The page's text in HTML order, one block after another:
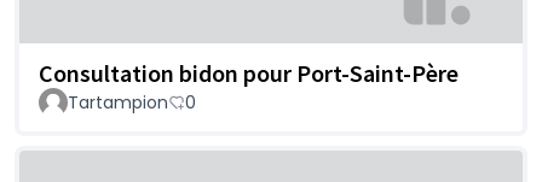
Consultation bidon pour Port-Saint-Père
Tartampion 0